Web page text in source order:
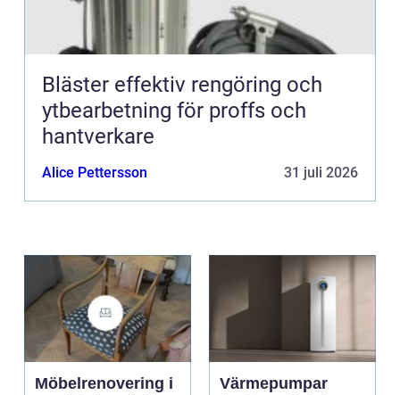
Bläster effektiv rengöring och
ytbearbetning för proffs och
hantverkare
Alice Pettersson 31 juli 2026
Möbelrenovering i
Värmepumpar